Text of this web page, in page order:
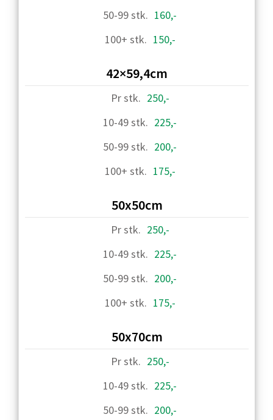
160,-
150,-
42×59,4cm
250,-
225,-
200,-
175,-
50x50cm
250,-
225,-
200,-
175,-
50x70cm
250,-
225,-
200,-